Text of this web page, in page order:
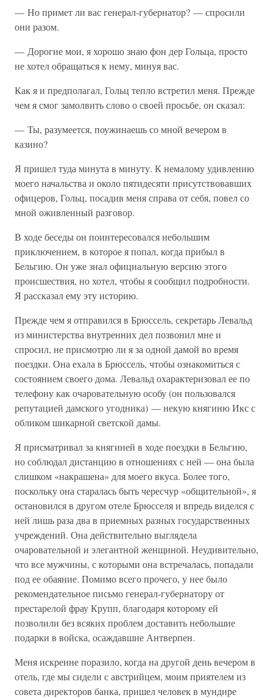
— Но примет ли вас генерал-губернатор? — спросили
они разом.
— Дорогие мои, я хорошо знаю фон дер Гольца, просто
не хотел обращаться к нему, минуя вас.
Как я и предполагал, Гольц тепло встретил меня. Прежде
чем я смог замолвить слово о своей просьбе, он сказал:
— Ты, разумеется, поужинаешь со мной вечером в
казино?
Я пришел туда минута в минуту. К немалому удивлению
моего начальства и около пятидесяти присутствовавших
офицеров, Гольц, посадив меня справа от себя, повел со
мной оживленный разговор.
В ходе беседы он поинтересовался небольшим
приключением, в которое я попал, когда прибыл в
Бельгию. Он уже знал официальную версию этого
происшествия, но хотел, чтобы я сообщил подробности.
Я рассказал ему эту историю.
Прежде чем я отправился в Брюссель, секретарь Левальд
из министерства внутренних дел позвонил мне и
спросил, не присмотрю ли я за одной дамой во время
поездки. Она ехала в Брюссель, чтобы ознакомиться с
состоянием своего дома. Левальд охарактеризовал ее по
телефону как очаровательную особу (он пользовался
репутацией дамского угодника) — некую княгиню Икс с
обликом шикарной светской дамы.
Я присматривал за княгиней в ходе поездки в Бельгию,
но соблюдал дистанцию в отношениях с ней — она была
слишком «накрашена» для моего вкуса. Более того,
поскольку она старалась быть чересчур «общительной», я
остановился в другом отеле Брюсселя и впредь виделся с
ней лишь раза два в приемных разных государственных
учреждений. Она действительно выглядела
очаровательной и элегантной женщиной. Неудивительно,
что все мужчины, с которыми она встречалась, попадали
под ее обаяние. Помимо всего прочего, у нее было
рекомендательное письмо генерал-губернатору от
престарелой фрау Крупп, благодаря которому ей
позволили без всяких проблем доставить небольшие
подарки в войска, осаждавшие Антверпен.
Меня искренне поразило, когда на другой день вечером в
отель, где мы сидели с австрийцем, моим приятелем из
совета директоров банка, пришел человек в мундире